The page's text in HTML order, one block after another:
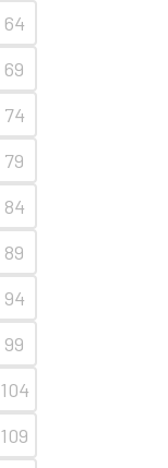
64
69
74
79
84
89
94
99
104
109